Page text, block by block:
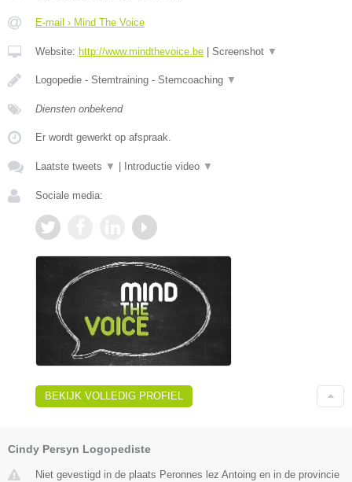
E-mail › Mind The Voice
Website: http://www.mindthevoice.be Screenshot ▼
Logopedie - Stemtraining - Stemcoaching ▼
Diensten onbekend
Er wordt gewerkt op afspraak.
Laatste tweets ▼ Introductie video ▼
Sociale media:
BEKIJK VOLLEDIG PROFIEL
Cindy Persyn Logopediste
Niet gevestigd in de plaats Peronnes lez Antoing en in de provincie